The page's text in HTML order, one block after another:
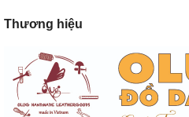
Thương hiệu